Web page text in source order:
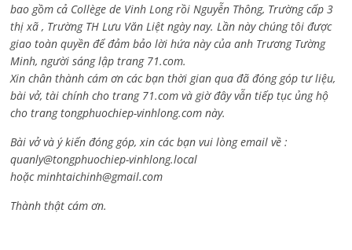
bao gồm cả Collège de Vinh Long rồi Nguyễn Thông, Trường cấp 3
thị xã , Trường TH Lưu Văn Liệt ngày nay. Lần này chúng tôi được
giao toàn quyền để đảm bảo lời hứa này của anh Trương Tường
Minh, người sáng lập trang 71.com.
Xin chân thành cám ơn các bạn thời gian qua đã đóng góp tư liệu,
bài vở, tài chính cho trang 71.com và giờ đây vẫn tiếp tục ủng hộ
cho trang tongphuochiep-vinhlong.com này.
Bài vở và ý kiến đóng góp, xin các bạn vui lòng email về :
quanly@tongphuochiep-vinhlong.local
hoặcminhtaichinh@gmail.com
Thành thật cám ơn.